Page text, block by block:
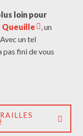
loin pour
Queuille
, un
un tel
pas fini de vous